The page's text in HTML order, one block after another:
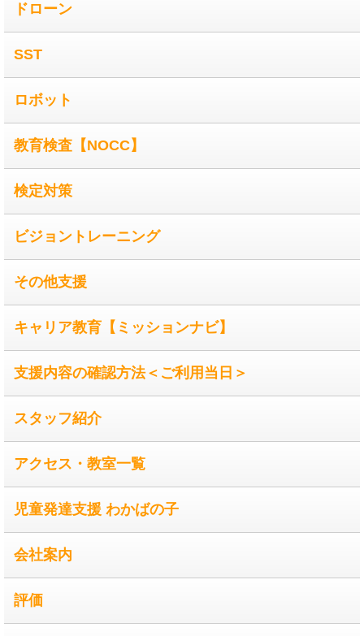
ドローン
SST
ロボット
教育検査【NOCC】
検定対策
ビジョントレーニング
その他支援
キャリア教育【ミッションナビ】
支援内容の確認方法＜ご利用当日＞
スタッフ紹介
アクセス・教室一覧
児童発達支援 わかばの子
会社案内
評価